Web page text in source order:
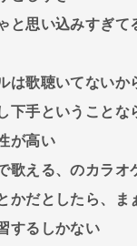
と思い込みすぎて
は歌聴いてないか
下手ということな
が高い
歌える、のカラオ
かだとしたら、ま
するしかない